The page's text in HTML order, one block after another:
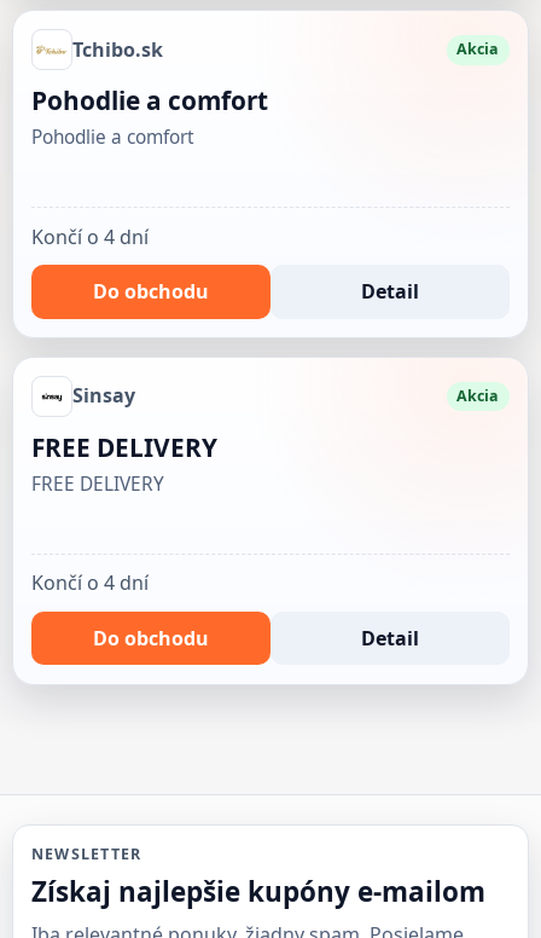
Tchibo.sk Akcia
Pohodlie a comfort
Pohodlie a comfort
Končí o 4 dní
Do obchodu Detail
Sinsay Akcia
FREE DELIVERY
FREE DELIVERY
Končí o 4 dní
Do obchodu Detail
NEWSLETTER
Získaj najlepšie kupóny e-mailom